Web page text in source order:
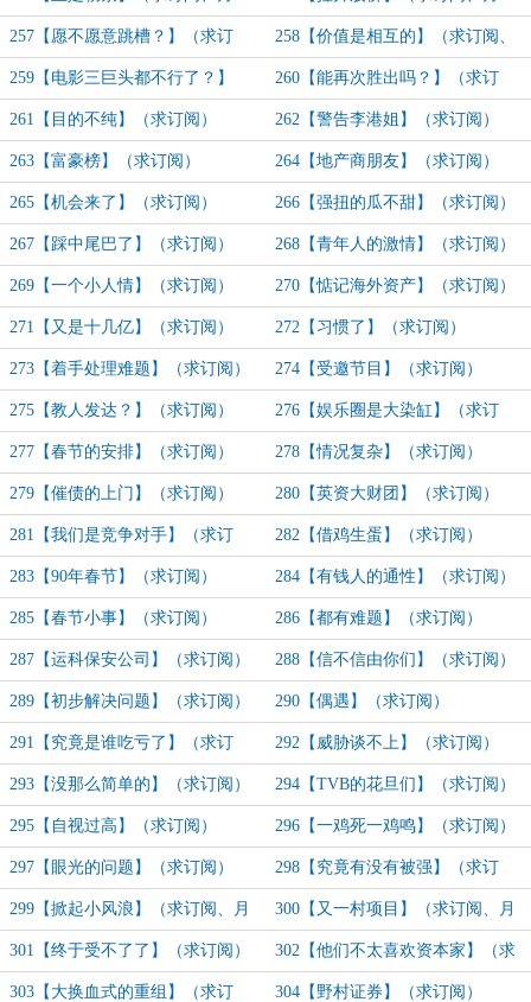
票） 票）
257【愿不愿意跳槽？】（求订
阅、月票）
258【价值是相互的】（求订阅、
月票）
259【电影三巨头都不行了？】
（求订阅）
260【能再次胜出吗？】（求订
阅）
261【目的不纯】（求订阅） 262【警告李港姐】（求订阅）
263【富豪榜】（求订阅） 264【地产商朋友】（求订阅）
265【机会来了】（求订阅） 266【强扭的瓜不甜】（求订阅）
267【踩中尾巴了】（求订阅） 268【青年人的激情】（求订阅）
269【一个小人情】（求订阅） 270【惦记海外资产】（求订阅）
271【又是十几亿】（求订阅） 272【习惯了】（求订阅）
273【着手处理难题】（求订阅） 274【受邀节目】（求订阅）
275【教人发达？】（求订阅） 276【娱乐圈是大染缸】（求订
阅）
277【春节的安排】（求订阅） 278【情况复杂】（求订阅）
279【催债的上门】（求订阅） 280【英资大财团】（求订阅）
281【我们是竞争对手】（求订
阅）
282【借鸡生蛋】（求订阅）
283【90年春节】（求订阅） 284【有钱人的通性】（求订阅）
285【春节小事】（求订阅） 286【都有难题】（求订阅）
287【运科保安公司】（求订阅） 288【信不信由你们】（求订阅）
289【初步解决问题】（求订阅） 290【偶遇】（求订阅）
291【究竟是谁吃亏了】（求订
阅）
292【威胁谈不上】（求订阅）
293【没那么简单的】（求订阅） 294【TVB的花旦们】（求订阅）
295【自视过高】（求订阅） 296【一鸡死一鸡鸣】（求订阅）
297【眼光的问题】（求订阅） 298【究竟有没有被强】（求订
阅、月票）
299【掀起小风浪】（求订阅、月
票）
300【又一村项目】（求订阅、月
票）
301【终于受不了了】（求订阅） 302【他们不太喜欢资本家】（求
订阅）
303【大换血式的重组】（求订 304【野村证券】（求订阅）